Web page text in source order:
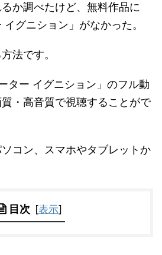
か調べたけど、無料作品に
イグニション」がなかった。
法です。
ター イグニション」のフル動
・高音質で視聴することがで
コン、スマホやタブレットか
目次 [表示]